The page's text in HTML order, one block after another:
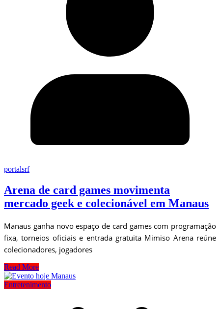
portalsrf
Arena de card games movimenta
mercado geek e colecionável em Manaus
Manaus ganha novo espaço de card games com programação
fixa, torneios oficiais e entrada gratuita Mimiso Arena reúne
colecionadores, jogadores
Read More
Entretenimento